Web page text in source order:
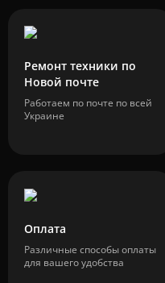
Ремонт техники по
Новой почте
Работаем по почте по всей
Украине
Оплата
Различные способы оплаты
для вашего удобства